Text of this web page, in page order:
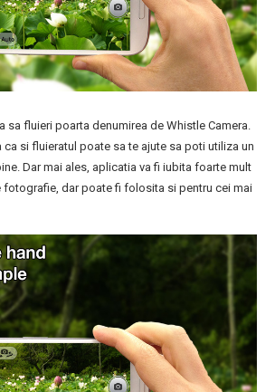
sa fluieri poarta denumirea de Whistle Camera.
ca si fluieratul poate sa te ajute sa poti utiliza un
Dar mai ales, aplicatia va fi iubita foarte mult
dar poate fi folosita si pentru cei mai